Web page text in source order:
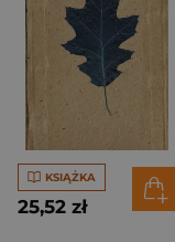
KSIĄŻKA
25,52 zł